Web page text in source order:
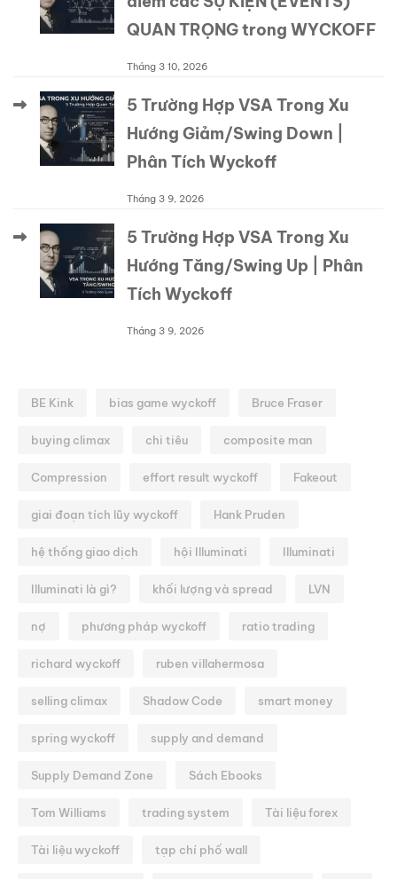
QUAN TRỌNG trong WYCKOFF
Tháng 3 10, 2026
5 Trường Hợp VSA Trong Xu
Hướng Giảm/Swing Down |
Phân Tích Wyckoff
Tháng 3 9, 2026
5 Trường Hợp VSA Trong Xu
Hướng Tăng/Swing Up | Phân
Tích Wyckoff
Tháng 3 9, 2026
BE Kink bias game wyckoff Bruce Fraser
buying climax chi tiêu composite man
Compression effort result wyckoff Fakeout
giai đoạn tích lũy wyckoff Hank Pruden
hệ thống giao dịch hội Illuminati Illuminati
Illuminati là gì? khối lượng và spread LVN
nợ phương pháp wyckoff ratio trading
richard wyckoff ruben villahermosa
selling climax Shadow Code smart money
spring wyckoff supply and demand
Supply Demand Zone Sách Ebooks
Tom Williams trading system Tài liệu forex
Tài liệu wyckoff tạp chí phố wall